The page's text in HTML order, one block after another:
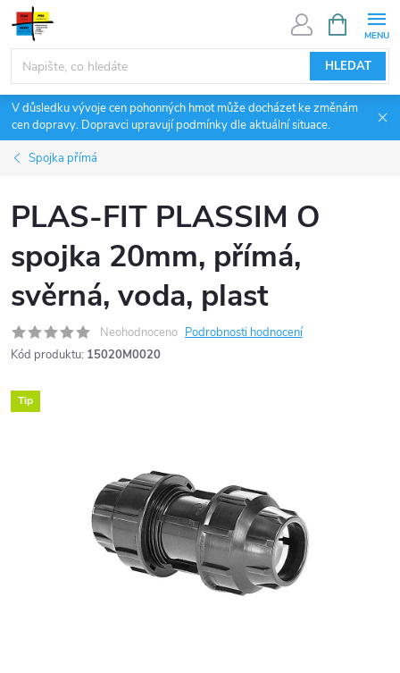
Přejít
obsah
HLEDAT
NÁKUPNÍ
KOŠÍK
V důsledku vývoje cen pohonných hmot může docházet ke změnám
cen dopravy. Dopravci upravují podmínky dle aktuální situace.
Spojka přímá
PLAS-FIT PLASSIM O
spojka 20mm, přímá,
svěrná, voda, plast
Neohodnoceno Podrobnosti hodnocení
Kód produktu: 15020M0020
Tip